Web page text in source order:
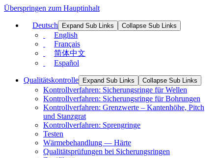
Überspringen zum Hauptinhalt
Deutsch Expand Sub Links Collapse Sub Links
English
Français
简体中文
Español
Qualitätskontrolle Expand Sub Links Collapse Sub Links
Kontrollverfahren: Sicherungsringe für Wellen
Kontrollverfahren: Sicherungsringe für Bohrungen
Kontrollverfahren: Grenzwerte – Kantenhöhe, Pitch
und Stanzgrat
Kontrollverfahren: Sprengringe
Testen
Wärmebehandlung — Härte
Qualitätsprüfungen bei Sicherungsringen